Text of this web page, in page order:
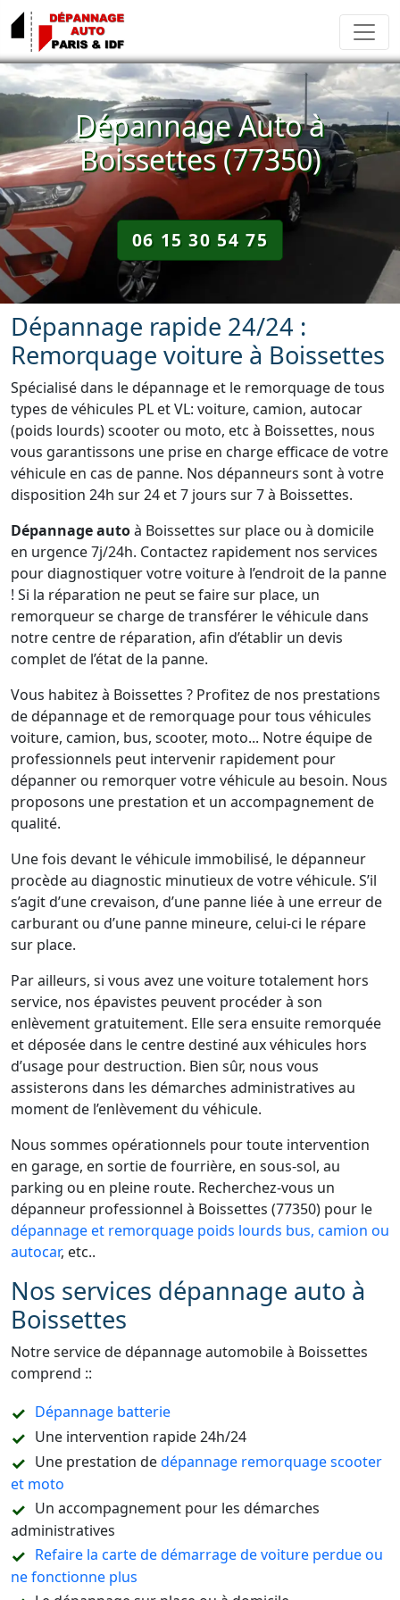
Dépannage Auto à
Boissettes (77350)
06 15 30 54 75
Dépannage rapide 24/24 :
Remorquage voiture à Boissettes
Spécialisé dans le dépannage et le remorquage de tous
types de véhicules PL et VL: voiture, camion, autocar
(poids lourds) scooter ou moto, etc à Boissettes, nous
vous garantissons une prise en charge efficace de votre
véhicule en cas de panne. Nos dépanneurs sont à votre
disposition 24h sur 24 et 7 jours sur 7 à Boissettes.
Dépannage autoà Boissettes sur place ou à domicile
en urgence 7j/24h. Contactez rapidement nos services
pour diagnostiquer votre voiture à l’endroit de la panne
! Si la réparation ne peut se faire sur place, un
remorqueur se charge de transférer le véhicule dans
notre centre de réparation, afin d’établir un devis
complet de l’état de la panne.
Vous habitez à Boissettes ? Profitez de nos prestations
de dépannage et de remorquage pour tous véhicules
voiture, camion, bus, scooter, moto... Notre équipe de
professionnels peut intervenir rapidement pour
dépanner ou remorquer votre véhicule au besoin. Nous
proposons une prestation et un accompagnement de
qualité.
Une fois devant le véhicule immobilisé, le dépanneur
procède au diagnostic minutieux de votre véhicule. S’il
s’agit d’une crevaison, d’une panne liée à une erreur de
carburant ou d’une panne mineure, celui-ci le répare
sur place.
Par ailleurs, si vous avez une voiture totalement hors
service, nos épavistes peuvent procéder à son
enlèvement gratuitement. Elle sera ensuite remorquée
et déposée dans le centre destiné aux véhicules hors
d’usage pour destruction. Bien sûr, nous vous
assisterons dans les démarches administratives au
moment de l’enlèvement du véhicule.
Nous sommes opérationnels pour toute intervention
en garage, en sortie de fourrière, en sous-sol, au
parking ou en pleine route. Recherchez-vous un
dépanneur professionnel à Boissettes (77350) pour le
dépannage et remorquage poids lourds bus, camion ou
autocar, etc..
Nos services dépannage auto à
Boissettes
Notre service de dépannage automobile à Boissettes
comprend ::
Dépannage batterie
Une intervention rapide 24h/24
Une prestation dedépannage remorquage scooter
et moto
Un accompagnement pour les démarches
administratives
Refaire la carte de démarrage de voiture perdue ou
ne fonctionne plus